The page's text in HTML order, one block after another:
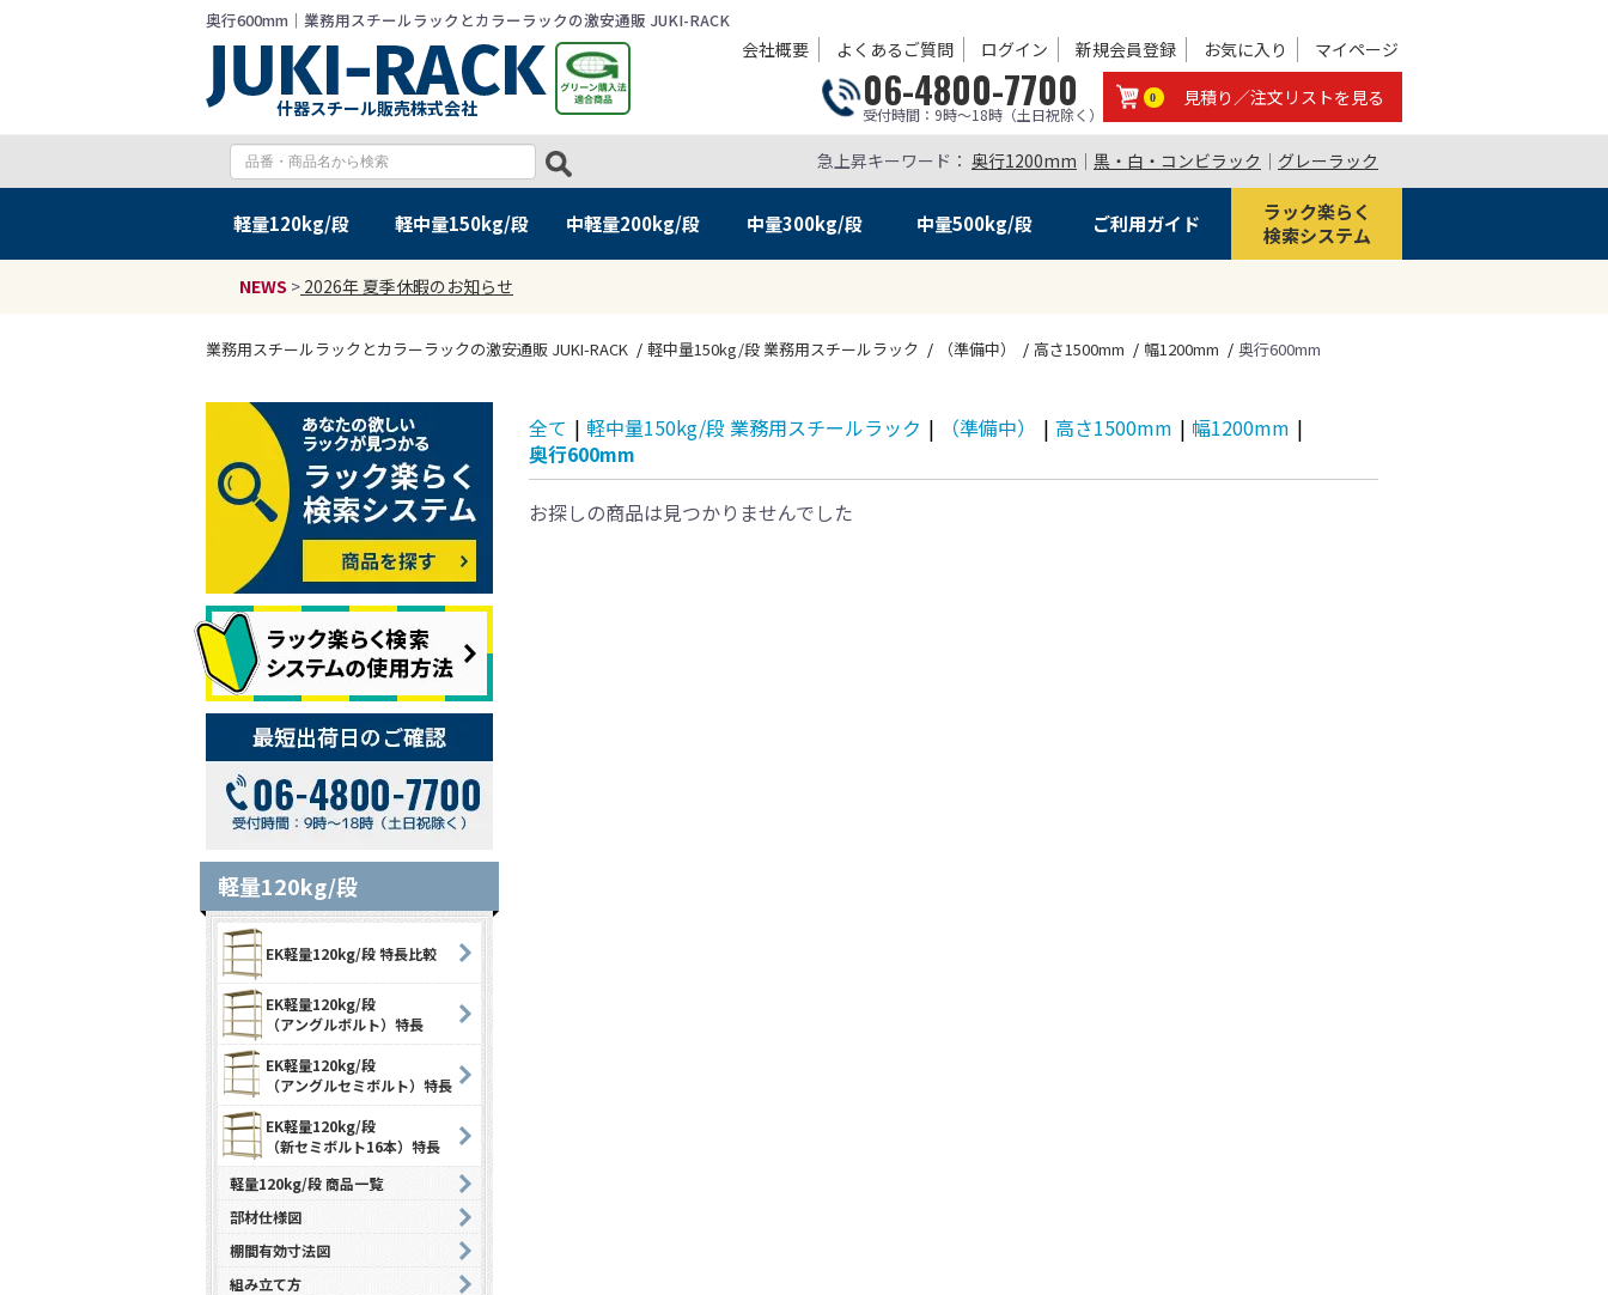
奥行600mm｜業務用スチールラックとカラーラックの激安通販 JUKI-RACK
什器スチール販売株式会社
会社概要 よくあるご質問 ログイン 新規会員登録 お気に入り マイページ
06-4800-7700
受付時間：9時～18時（土日祝除く）
0 見積り／注文リストを見る
急上昇キーワード： 奥行1200mm ｜ 黒・白・コンビラック ｜ グレーラック
軽量120kg/段 軽中量150kg/段 中軽量200kg/段 中量300kg/段 中量500kg/段 ご利用ガイド
ラック楽らく
検索システム
NEWS > 2026年 夏季休暇のお知らせ
業務用スチールラックとカラーラックの激安通販 JUKI-RACK 軽中量150kg/段 業務用スチールラック （準備中） 高さ1500mm 幅1200mm 奥行600mm
軽量120kg/段
EK軽量120kg/段 特長比較
EK軽量120kg/段
（アングルボルト）特長
EK軽量120kg/段
（アングルセミボルト）特長
EK軽量120kg/段
（新セミボルト16本）特長
軽量120kg/段 商品一覧
部材仕様図
棚間有効寸法図
組み立て方
全て | 軽中量150kg/段 業務用スチールラック | （準備中） | 高さ1500mm | 幅1200mm |
奥行600mm
お探しの商品は見つかりませんでした